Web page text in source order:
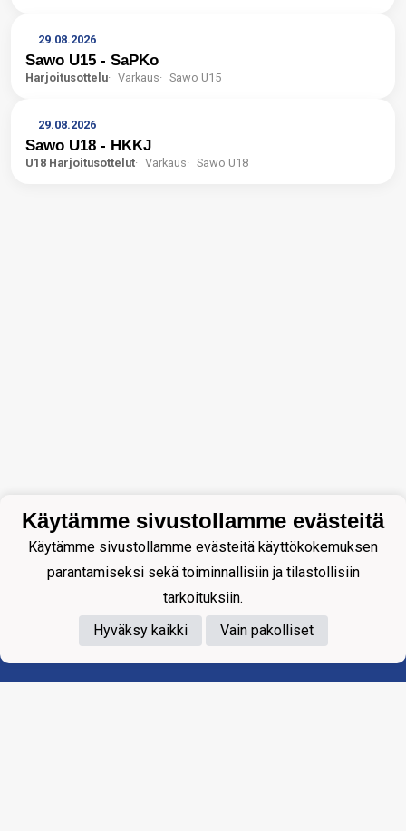
29.08.2026
Sawo U15 - SaPKo
Harjoitusottelu Varkaus Sawo U15
29.08.2026
Sawo U18 - HKKJ
U18 Harjoitusottelut Varkaus Sawo U18
Tietosuojaseloste
Käytämme sivustollamme evästeitä
Käytämme sivustollamme evästeitä käyttökokemuksen
parantamiseksi sekä toiminnallisiin ja tilastollisiin
tarkoituksiin.
Hyväksy kaikki
Vain pakolliset